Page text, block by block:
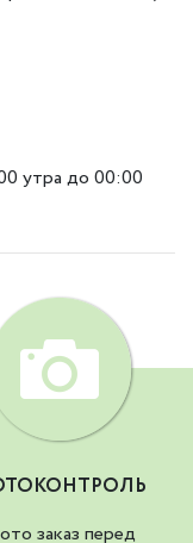
утра до 00:00
заказ перед